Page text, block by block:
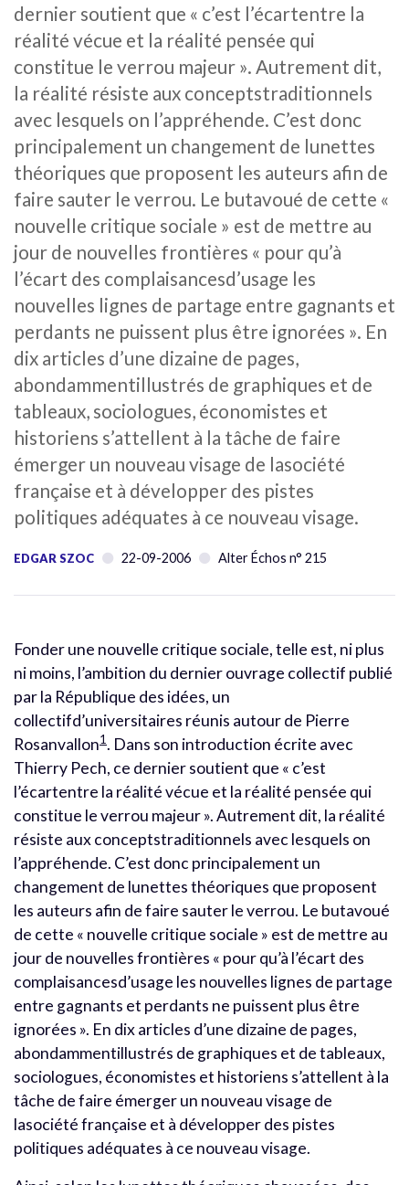
dernier soutient que « c’est l’écartentre la
réalité vécue et la réalité pensée qui
constitue le verrou majeur ». Autrement dit,
la réalité résiste aux conceptstraditionnels
avec lesquels on l’appréhende. C’est donc
principalement un changement de lunettes
théoriques que proposent les auteurs afin de
faire sauter le verrou. Le butavoué de cette «
nouvelle critique sociale » est de mettre au
jour de nouvelles frontières « pour qu’à
l’écart des complaisancesd’usage les
nouvelles lignes de partage entre gagnants et
perdants ne puissent plus être ignorées ». En
dix articles d’une dizaine de pages,
abondammentillustrés de graphiques et de
tableaux, sociologues, économistes et
historiens s’attellent à la tâche de faire
émerger un nouveau visage de lasociété
française et à développer des pistes
politiques adéquates à ce nouveau visage.
EDGAR SZOC 22-09-2006 Alter Échos n° 215
Fonder une nouvelle critique sociale, telle est, ni plus
ni moins, l’ambition du dernier ouvrage collectif publié
par la République des idées, un
collectifd’universitaires réunis autour de Pierre
Rosanvallon1. Dans son introduction écrite avec
Thierry Pech, ce dernier soutient que « c’est
l’écartentre la réalité vécue et la réalité pensée qui
constitue le verrou majeur ». Autrement dit, la réalité
résiste aux conceptstraditionnels avec lesquels on
l’appréhende. C’est donc principalement un
changement de lunettes théoriques que proposent
les auteurs afin de faire sauter le verrou. Le butavoué
de cette « nouvelle critique sociale » est de mettre au
jour de nouvelles frontières « pour qu’à l’écart des
complaisancesd’usage les nouvelles lignes de partage
entre gagnants et perdants ne puissent plus être
ignorées ». En dix articles d’une dizaine de pages,
abondammentillustrés de graphiques et de tableaux,
sociologues, économistes et historiens s’attellent à la
tâche de faire émerger un nouveau visage de
lasociété française et à développer des pistes
politiques adéquates à ce nouveau visage.